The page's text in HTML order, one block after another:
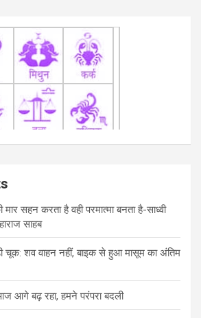
मार सहन करता है वही परमात्मा बनता है-साध्वी
साहब
चूक: शव वाहन नहीं, बाइक से हुआ मासूम का अंतिम
आगे बढ़ रहा, हमने परंपरा बदली